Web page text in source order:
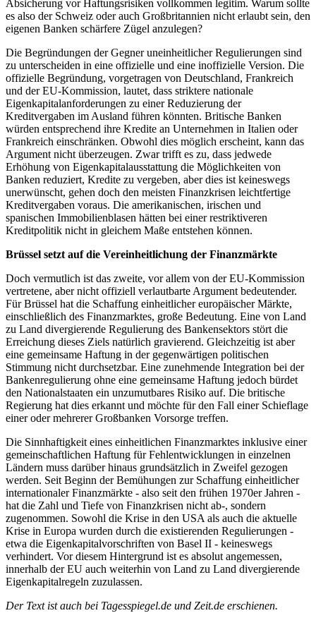
Absicherung vor Haftungsrisiken vollkommen legitim. Warum sollte
es also der Schweiz oder auch Großbritannien nicht erlaubt sein, den
eigenen Banken schärfere Zügel anzulegen?
Die Begründungen der Gegner uneinheitlicher Regulierungen sind
zu unterscheiden in eine offizielle und eine inoffizielle Version. Die
offizielle Begründung, vorgetragen von Deutschland, Frankreich
und der EU-Kommission, lautet, dass striktere nationale
Eigenkapitalanforderungen zu einer Reduzierung der
Kreditvergaben im Ausland führen könnten. Britische Banken
würden entsprechend ihre Kredite an Unternehmen in Italien oder
Frankreich einschränken. Obwohl dies möglich erscheint, kann das
Argument nicht überzeugen. Zwar trifft es zu, dass jedwede
Erhöhung von Eigenkapitalausstattung die Möglichkeiten von
Banken reduziert, Kredite zu vergeben, aber dies ist keineswegs
unerwünscht, gehen doch den meisten Finanzkrisen leichtfertige
Kreditvergaben voraus. Die amerikanischen, irischen und
spanischen Immobilienblasen hätten bei einer restriktiveren
Kreditpolitik nicht in gleichem Maße entstehen können.
Brüssel setzt auf die Vereinheitlichung der Finanzmärkte
Doch vermutlich ist das zweite, vor allem von der EU-Kommission
vertretene, aber nicht offiziell verlautbarte Argument bedeutender.
Für Brüssel hat die Schaffung einheitlicher europäischer Märkte,
einschließlich des Finanzmarktes, große Bedeutung. Eine von Land
zu Land divergierende Regulierung des Bankensektors stört die
Erreichung dieses Ziels natürlich gravierend. Gleichzeitig ist aber
eine gemeinsame Haftung in der gegenwärtigen politischen
Stimmung nicht durchsetzbar. Eine zunehmende Integration bei der
Bankenregulierung ohne eine gemeinsame Haftung jedoch bürdet
den Nationalstaaten ein unzumutbares Risiko auf. Die britische
Regierung hat dies erkannt und möchte für den Fall einer Schieflage
einer oder mehrerer Großbanken Vorsorge treffen.
Die Sinnhaftigkeit eines einheitlichen Finanzmarktes inklusive einer
gemeinschaftlichen Haftung für Fehlentwicklungen in einzelnen
Ländern muss darüber hinaus grundsätzlich in Zweifel gezogen
werden. Seit Beginn der Bemühungen zur Schaffung einheitlicher
internationaler Finanzmärkte - also seit den frühen 1970er Jahren -
hat die Zahl und Tiefe von Finanzkrisen nicht ab-, sondern
zugenommen. Sowohl die Krise in den USA als auch die aktuelle
Krise in Europa wurden durch die existierenden Regulierungen -
etwa die Eigenkapitalvorschriften von Basel II - keineswegs
verhindert. Vor diesem Hintergrund ist es absolut angemessen,
innerhalb der EU auch weiterhin von Land zu Land divergierende
Eigenkapitalregeln zuzulassen.
Der Text ist auch bei Tagesspiegel.de und Zeit.de erschienen.